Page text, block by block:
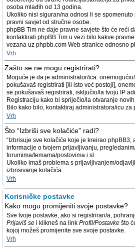
osoba mlađih od 13 godina.
Ukoliko nisi siguran/na odnosi li se
pravni savjet od stručne osobe.
phpBB Tim ne daje pravne savjete što će reći
kontaktirati phpBB Tim u vezi bilo kakve
vezana uz phpbb.com Web stranice odnosno
Vrh
Zašto se ne mogu registrirati?
Moguće je da je administrator/ica:
pokušavaš registrirati [ili isto već postoji],
se pokušavaš registrirati, isključio/la tvoju IP
Registraciju kako bi spriječio/la otvaranje
Bilo kako bilo, kontaktiraj administratora/icu za
Vrh
Što “Izbriši sve kolačiće” radi?
“Izbrisuje sve kolačiće koje je kreirao phpBB3,
informacije o tvojem prijavljivanju,
forumima/temama/postovima i sl.
Ukoliko imaš problema s prijavljivanjem/
izbrisivanje kolačića.
Vrh
Korisničke postavke
Kako mogu promijeniti svoje postavke?
Sve tvoje postavke, ako si registriran/a,
Prijaviš se i klikneš na link Profil/Postavke što
kojoj možeš promijenite sve svoje postavke.
Vrh